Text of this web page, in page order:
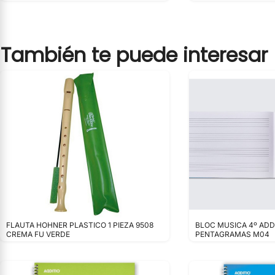
También te puede interesar
FLAUTA HOHNER PLASTICO 1 PIEZA 9508
CREMA FU VERDE
BLOC MUSICA 4º
PENTAGRAMAS M04